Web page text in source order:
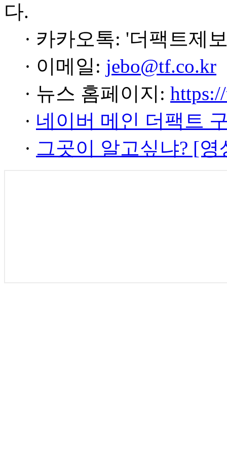
다.
· 카카오톡: '더팩트제
· 이메일: jebo@tf.co.kr
· 뉴스 홈페이지:
· 네이버 메인 더팩트
· 그곳이 알고싶냐? [